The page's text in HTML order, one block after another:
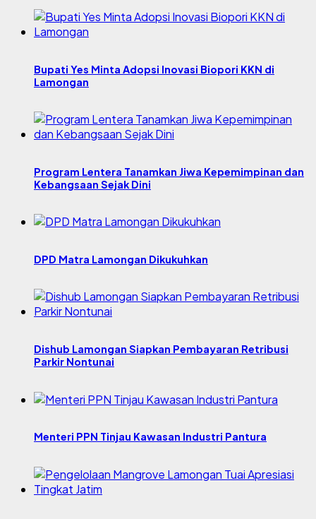
Bupati Yes Minta Adopsi Inovasi Biopori KKN di
Lamongan
Program Lentera Tanamkan Jiwa Kepemimpinan dan
Kebangsaan Sejak Dini
DPD Matra Lamongan Dikukuhkan
Dishub Lamongan Siapkan Pembayaran Retribusi
Parkir Nontunai
Menteri PPN Tinjau Kawasan Industri Pantura